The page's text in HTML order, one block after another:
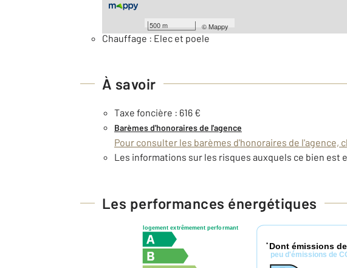
500 m ©Mappy
Chauffage : Elec et poele
À savoir
Taxe foncière : 616 €
Barèmes d'honoraires de l'agence
Pour consulter les barèmes d'honoraires de l'agence,
Les informations sur les risques auxquels ce bien est
Les performances énergétiques
logement extrêmement performant
* Dont émissions
peu d'émissions de